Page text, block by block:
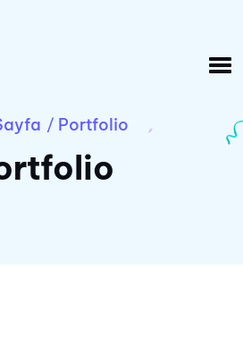
/ Portfolio